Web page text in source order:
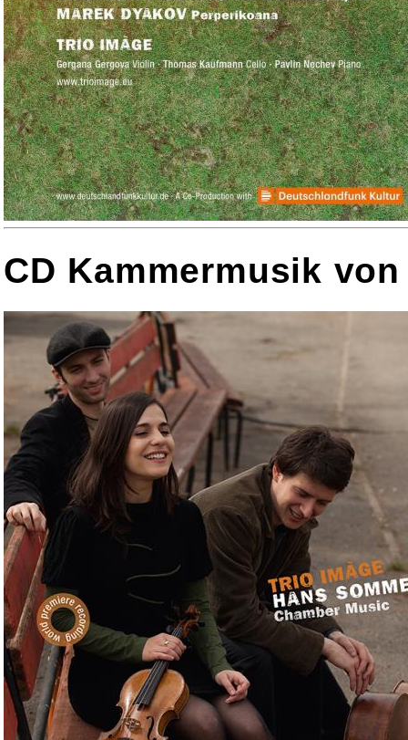
CD Kammermusik